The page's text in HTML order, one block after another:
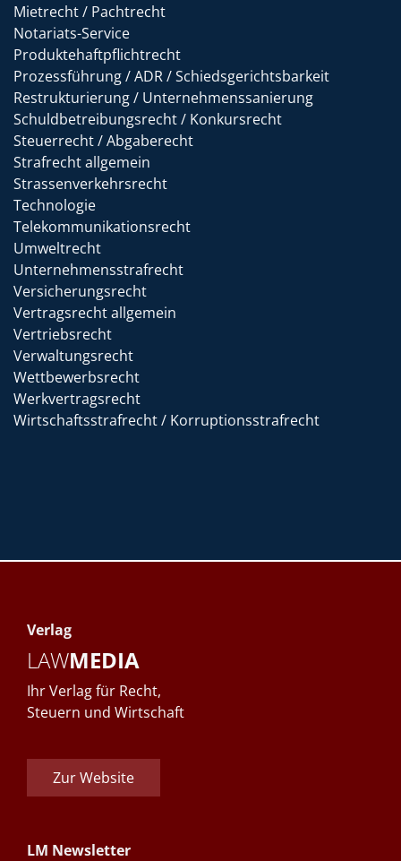
Mietrecht / Pachtrecht
Notariats-Service
Produktehaftpflichtrecht
Prozessführung / ADR / Schiedsgerichtsbarkeit
Restrukturierung / Unternehmenssanierung
Schuldbetreibungsrecht / Konkursrecht
Steuerrecht / Abgaberecht
Strafrecht allgemein
Strassenverkehrsrecht
Technologie
Telekommunikationsrecht
Umweltrecht
Unternehmensstrafrecht
Versicherungsrecht
Vertragsrecht allgemein
Vertriebsrecht
Verwaltungsrecht
Wettbewerbsrecht
Werkvertragsrecht
Wirtschaftsstrafrecht / Korruptionsstrafrecht
Verlag
LAWMEDIA
Ihr Verlag für Recht,
Steuern und Wirtschaft
Zur Website
LM Newsletter